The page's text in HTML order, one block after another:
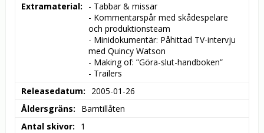
Extramaterial
- Tabbar & missar
- Kommentarspår med skådespelare
och produktionsteam
- Minidokumentär: Påhittad TV-intervju
med Quincy Watson
- Making of: ”Göra-slut-handboken”
- Trailers
Releasedatum
2005-01-26
Åldersgräns
Barntillåten
Antal skivor
1